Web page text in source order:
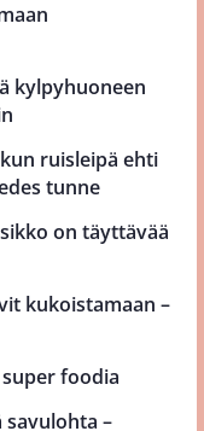
kylpyhuoneen
ruisleipä ehti
tunne
on täyttävää
kukoistamaan –
foodia
–